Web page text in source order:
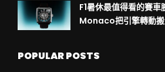
F1暑休最值得看的賽
Monaco把引擎轉動
POPULAR POSTS